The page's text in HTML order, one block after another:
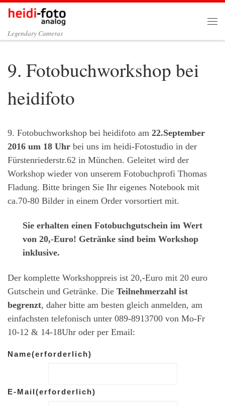
Zum Inhalt springen
Legendary Cameras
9. Fotobuchworkshop bei
heidifoto
9. Fotobuchworkshop bei heidifoto am 22.September
2016 um 18 Uhr bei uns im heidi-Fotostudio in der
Fürstenriederstr.62 in München. Geleitet wird der
Workshop wieder von unserem Fotobuchprofi Thomas
Fladung. Bitte bringen Sie Ihr eigenes Notebook mit
ca.70-80 Bilder in einem Order vorsortiert mit.
Sie erhalten einen Fotobuchgutschein im Wert
von 20,-Euro! Getränke sind beim Workshop
inklusive.
Der komplette Workshoppreis ist 20,-Euro mit 20 euro
Gutschein und Getränke. Die Teilnehmerzahl ist
begrenzt, daher bitte am besten gleich anmelden, am
einfachsten telefonisch unter 089-8913700 von Mo-Fr
10-12 & 14-18Uhr oder per Email:
Name(erforderlich)
E-Mail(erforderlich)